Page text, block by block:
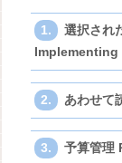
選択され
あわせて
予算管